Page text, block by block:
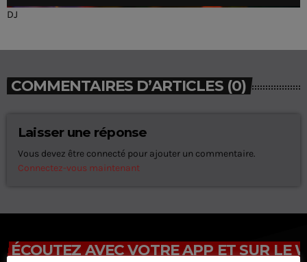
o
DJ
COMMENTAIRES D’ARTICLES (0)
Laisser une réponse
Vous devez être connecté pour ajouter un commentaire.
Connectez-vous maintenant
ÉCOUTEZ AVEC VOTRE APP ET SUR LE